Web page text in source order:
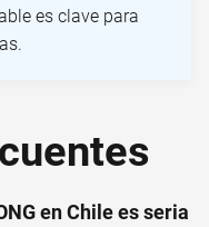
es clave para
en Chile es seria